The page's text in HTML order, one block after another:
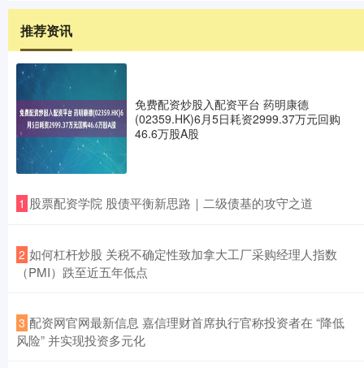
推荐资讯
免费配资炒股入配资平台 药明康德
(02359.HK)6月5日耗资2999.37万元回购
46.6万股A股
1 ​股票配资学院 股债平衡新思路｜二级债基的攻守之道
2 ​如何杠杆炒股 关税不确定性致加拿大工厂采购经理人指数
（PMI）跌至近五年低点
3 ​配资网官网最新信息 嘉信理财首席执行官称投资者在 “降低
风险” 并实现投资多元化